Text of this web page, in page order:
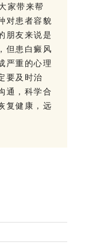
家带来帮
对患者容貌
朋友来说是
但患白癜风
严重的心理
要及时治
通，科学合
复健康，远